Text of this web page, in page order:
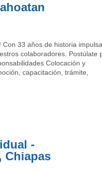
33 años de historia
colaboradores. Postúlate
Colocación y
capacitación, trámite,
-
Chiapas